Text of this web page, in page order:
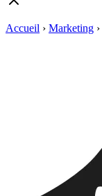
Accueil › Marketing ›